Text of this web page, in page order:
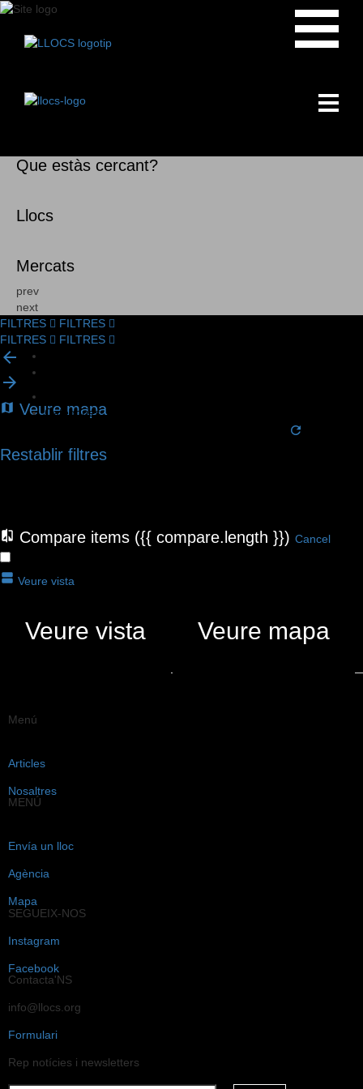
Que estàs cercant?
Llocs
Mercats
prev
next
FILTRES
FILTRES
FILTRES
FILTRES
Categories
De tornada a filtres
Navegar sub-categories
Carrega Més
Veure mapa
Restablir filtres
Compare items ({{ compare.length }}) Cancel
Veure vista
Veure vista Veure mapa
Contacta'NS
info@llocs.org
Formulari
SEGUEIX-NOS
Instagram
Facebook
MENÚ
Envía un lloc
Agència
Mapa
Menú
Articles
Nosaltres
Rep notícies i newsletters